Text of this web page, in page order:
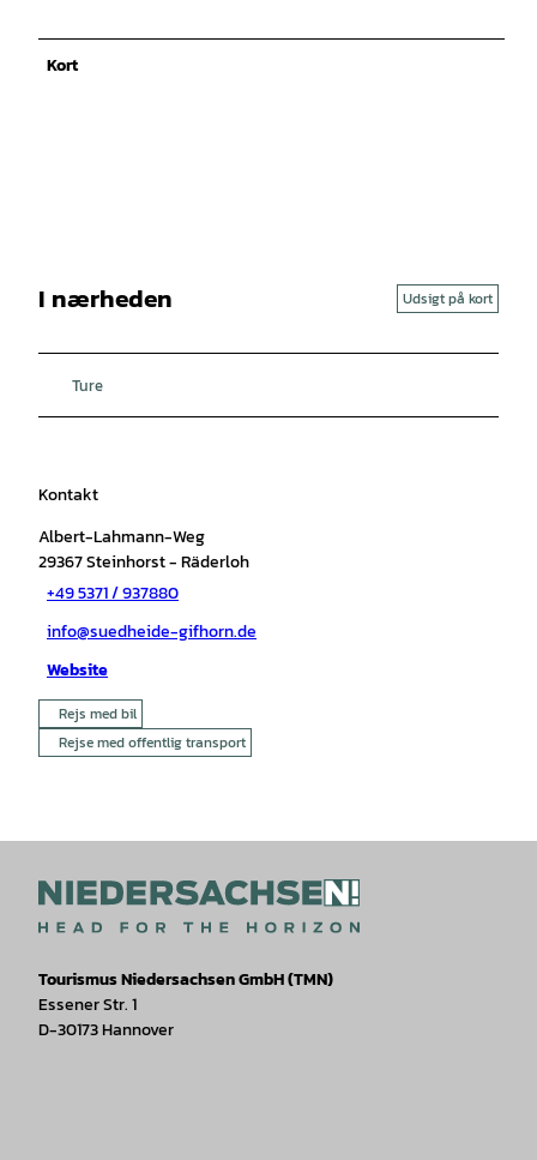
Kort
I nærheden Udsigt på kort
Ture
Kontakt
Albert-Lahmann-Weg
29367Steinhorst- Räderloh
+49 5371 / 937880
info@suedheide-gifhorn.de
Website
Rejs med bil
Rejse med offentlig transport
Tourismus Niedersachsen GmbH (TMN)
Essener Str. 1
D-30173 Hannover